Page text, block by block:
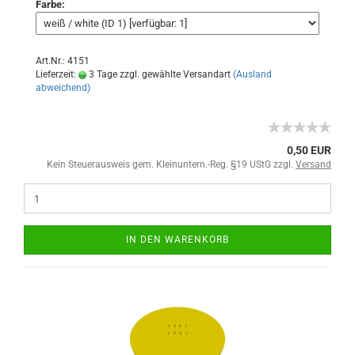
Farbe:
Art.Nr.: 4151
Lieferzeit:
3 Tage zzgl. gewählte Versandart (Ausland
abweichend)
0,50 EUR
Kein Steuerausweis gem. Kleinuntern.-Reg. §19 UStG zzgl. Versand
IN DEN WARENKORB